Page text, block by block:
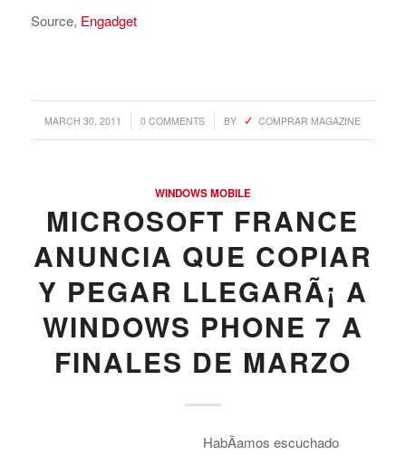
Source, Engadget
MARCH 30, 2011
/ 0 COMMENTS
/ BY COMPRAR MAGAZINE
WINDOWS MOBILE
MICROSOFT FRANCE
ANUNCIA QUE COPIAR
Y PEGAR LLEGARÃ¡ A
WINDOWS PHONE 7 A
FINALES DE MARZO
HabÃ­amos escuchado